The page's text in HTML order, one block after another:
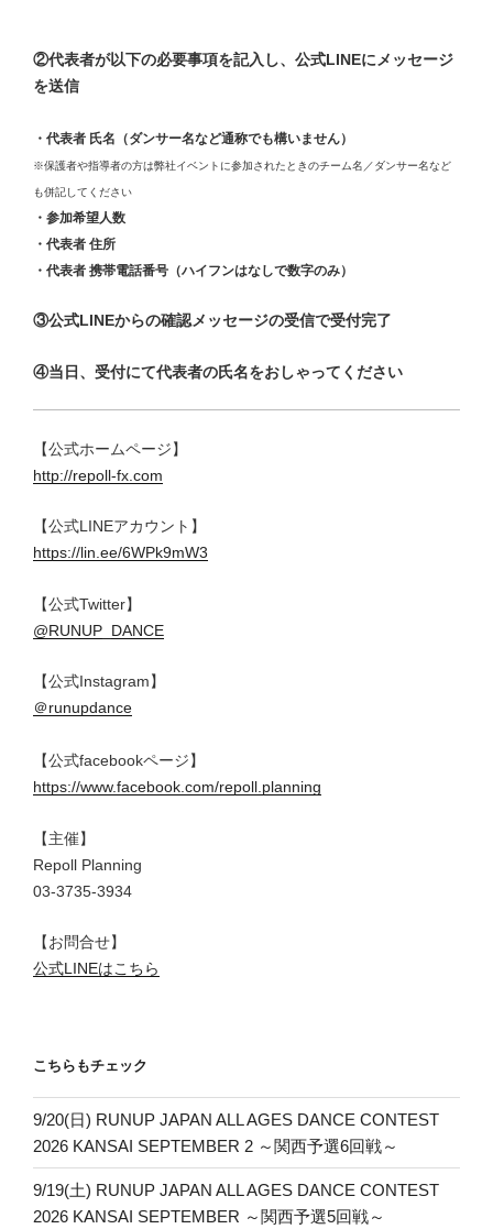
②代表者が以下の必要事項を記入し、公式LINEにメッセージ
を送信
・代表者 氏名（ダンサー名など通称でも構いません）
※保護者や指導者の方は弊社イベントに参加されたときのチーム名／ダンサー名など
も併記してください
・参加希望人数
・代表者 住所
・代表者 携帯電話番号（ハイフンはなしで数字のみ）
③公式LINEからの確認メッセージの受信で受付完了
④当日、受付にて代表者の氏名をおしゃってください
【公式ホームページ】
http://repoll-fx.com
【公式LINEアカウント】
https://lin.ee/6WPk9mW3
【公式Twitter】
@RUNUP_DANCE
【公式Instagram】
＠runupdance
【公式facebookページ】
https://www.facebook.com/repoll.planning
【主催】
Repoll Planning
03-3735-3934
【お問合せ】
公式LINEはこちら
こちらもチェック
9/20(日) RUNUP JAPAN ALL AGES DANCE CONTEST
2026 KANSAI SEPTEMBER 2 ～関西予選6回戦～
9/19(土) RUNUP JAPAN ALL AGES DANCE CONTEST
2026 KANSAI SEPTEMBER ～関西予選5回戦～